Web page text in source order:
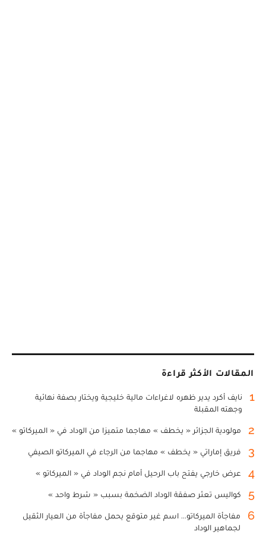
المقالات الأكثر قراءة
1
نايف أكرد يدير ظهره لاغراءات مالية خليجية ويختار بصفة نهائية
وجهته المقبلة
2 مولودية الجزائر « يخطف » مهاجما متميزا من الوداد في « الميركاتو »
3 فريق إماراتي « يخطف » مهاجما من الرجاء في الميركاتو الصيفي
4 عرض خارجي يفتح باب الرحيل أمام نجم الوداد في « الميركاتو »
5 كواليس تعثر صفقة الوداد الضخمة بسبب « شرط واحد »
6
مفاجأة الميركاتو... اسم غير متوقع يحمل مفاجأة من العيار الثقيل
لجماهير الوداد